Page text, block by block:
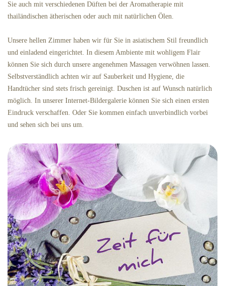
Sie auch mit verschiedenen Düften bei der Aromatherapie mit
thailändischen ätherischen oder auch mit natürlichen Ölen.
Unsere hellen Zimmer haben wir für Sie in asiatischem Stil freundlich
und einladend eingerichtet. In diesem Ambiente mit wohligem Flair
können Sie sich durch unsere angenehmen Massagen verwöhnen lassen.
Selbstverständlich achten wir auf Sauberkeit und Hygiene, die
Handtücher sind stets frisch gereinigt. Duschen ist auf Wunsch natürlich
möglich. In unserer Internet-Bildergalerie können Sie sich einen ersten
Eindruck verschaffen. Oder Sie kommen einfach unverbindlich vorbei
und sehen sich bei uns um.